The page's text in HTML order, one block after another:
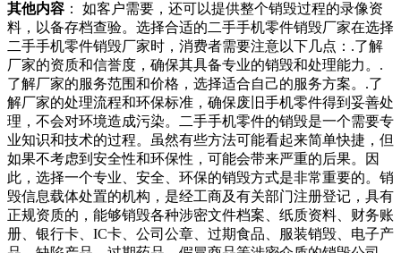
其他内容 ： 如客户需要，还可以提供整个销毁过程的录像资
料，以备存档查验。选择合适的二手手机零件销毁厂家在选择
二手手机零件销毁厂家时，消费者需要注意以下几点：.了解
厂家的资质和信誉度，确保其具备专业的销毁和处理能力。.
了解厂家的服务范围和价格，选择适合自己的服务方案。.了
解厂家的处理流程和环保标准，确保废旧手机零件得到妥善处
理，不会对环境造成污染。二手手机零件的销毁是一个需要专
业知识和技术的过程。虽然有些方法可能看起来简单快捷，但
如果不考虑到安全性和环保性，可能会带来严重的后果。因
此，选择一个专业、安全、环保的销毁方式是非常重要的。销
毁信息载体处置的机构，是经工商及有关部门注册登记，具有
正规资质的，能够销毁各种涉密文件档案、纸质资料、财务账
册、银行卡、IC卡、公司公章、过期食品、服装销毁、电子产